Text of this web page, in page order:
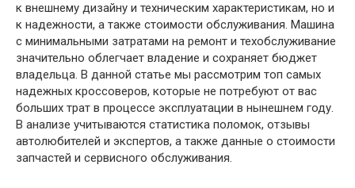
к внешнему дизайну и техническим характеристикам, но и
к надежности, а также стоимости обслуживания. Машина
с минимальными затратами на ремонт и техобслуживание
значительно облегчает владение и сохраняет бюджет
владельца. В данной статье мы рассмотрим топ самых
надежных кроссоверов, которые не потребуют от вас
больших трат в процессе эксплуатации в нынешнем году.
В анализе учитываются статистика поломок, отзывы
автолюбителей и экспертов, а также данные о стоимости
запчастей и сервисного обслуживания.